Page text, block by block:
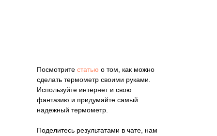
Посмотрите статью о том, как можно
сделать термометр своими руками.
Используйте интернет и свою
фантазию и придумайте самый
надежный термометр.
Поделитесь результатами в чате, нам